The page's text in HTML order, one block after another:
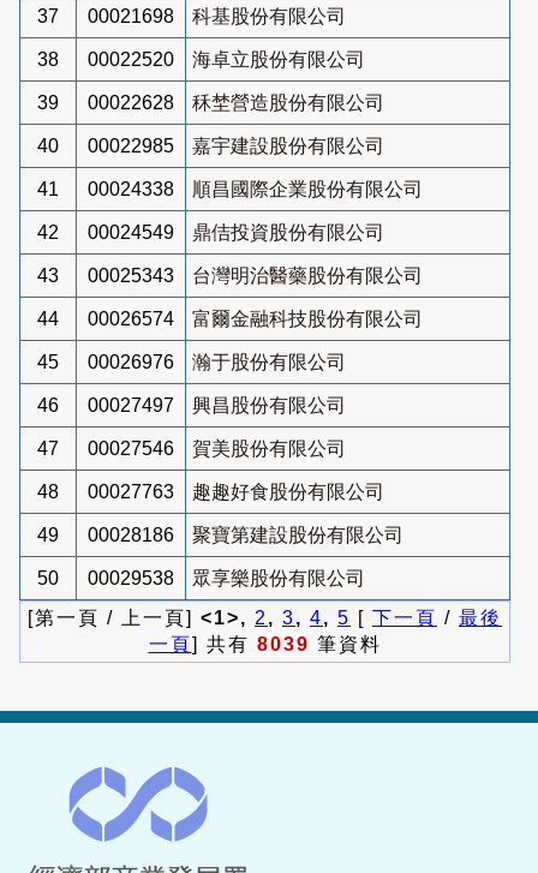
37 00021698 科基股份有限公司
38 00022520 海卓立股份有限公司
39 00022628 秝埜營造股份有限公司
40 00022985 嘉宇建設股份有限公司
41 00024338 順昌國際企業股份有限公司
42 00024549 鼎佶投資股份有限公司
43 00025343 台灣明治醫藥股份有限公司
44 00026574 富爾金融科技股份有限公司
45 00026976 瀚于股份有限公司
46 00027497 興昌股份有限公司
47 00027546 賀美股份有限公司
48 00027763 趣趣好食股份有限公司
49 00028186 聚寶第建設股份有限公司
50 00029538
眾享樂股份有限公司
[第一頁 / 上一頁] <1>, 2 , 3, 4, 5 [ 下一頁 / 最後
一頁] 共有 8039 筆資料